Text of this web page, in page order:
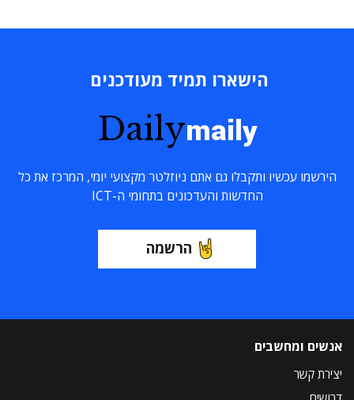
הישארו תמיד מעודכנים
Dailymaily
הירשמו עכשיו ותקבלו גם אתם ניוזלטר מקצועי יומי, המרכז את כל
החדשות והעדכונים בתחומי ה-ICT
הרשמה
אנשים ומחשבים
יצירת קשר